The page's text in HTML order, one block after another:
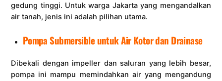
gedung tinggi. Untuk warga Jakarta yang mengandalkan
air tanah, jenis ini adalah pilihan utama.
Pompa Submersible untuk Air Kotor dan Drainase
Dibekali dengan impeller dan saluran yang lebih besar,
pompa ini mampu memindahkan air yang mengandung